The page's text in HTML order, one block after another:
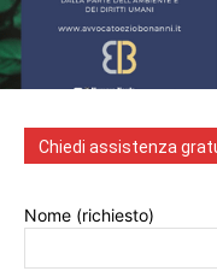
Chiedi assistenza
Nome (richiesto)